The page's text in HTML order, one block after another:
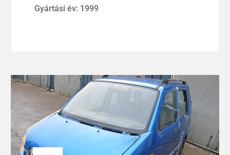
Gyártási év: 1999